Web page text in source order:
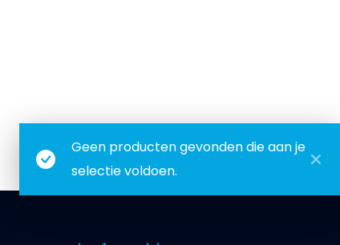
Geen producten gevonden die aan je
selectie voldoen.